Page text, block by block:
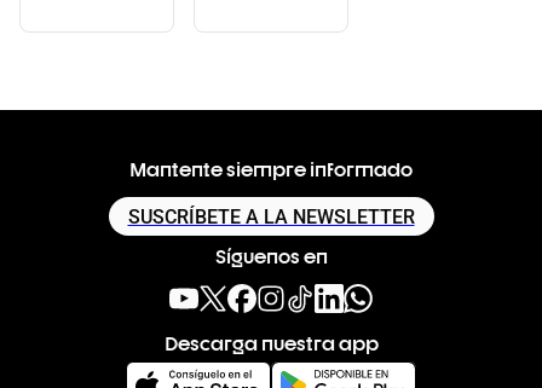
Mantente siempre informado
SUSCRÍBETE A LA NEWSLETTER
Síguenos en
Descarga nuestra app